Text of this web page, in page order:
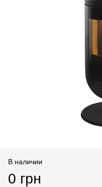
В наличии
0 грн